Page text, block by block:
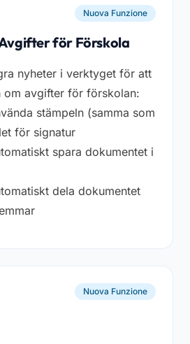
Nuova Funzione
för Förskola
nyheter i verktyget för att
om avgifter för förskolan:
stämpeln (samma som
för signatur
spara dokumentet i
dela dokumentet
Nuova Funzione